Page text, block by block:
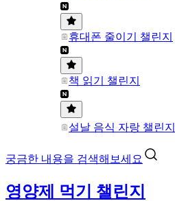
휴대폰 줄이기 챌린지
책 읽기 챌린지
설날 음식 자랑 챌린지
궁금한 내용을 검색해보세요
영양제 먹기 챌린지